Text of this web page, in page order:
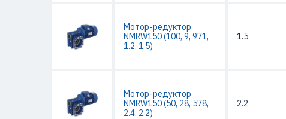
Мотор-редуктор
NMRW150 (100, 9, 971,
1.2, 1,5)
1.5
Мотор-редуктор
NMRW150 (50, 28, 578,
2.4, 2,2)
2.2